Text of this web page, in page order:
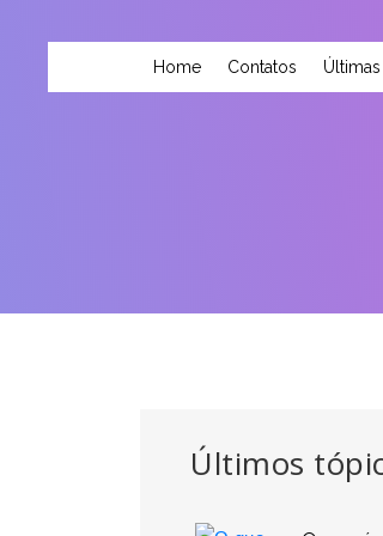
Home Contatos
Últimos